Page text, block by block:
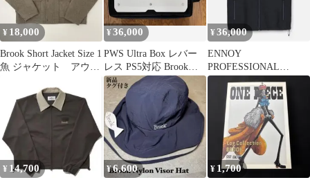
¥ 18,000
Brook Short Jacket Size 1
魚 ジャケット アウタ
¥36,000
PWS Ultra Box レバー
レス PS5対応 Brook
Gen-5
¥36,000
ENNOY
PROFESSIONAL
FLEECE VEST BLACK
¥ 14,700 ¥6,600 ¥ 1,700